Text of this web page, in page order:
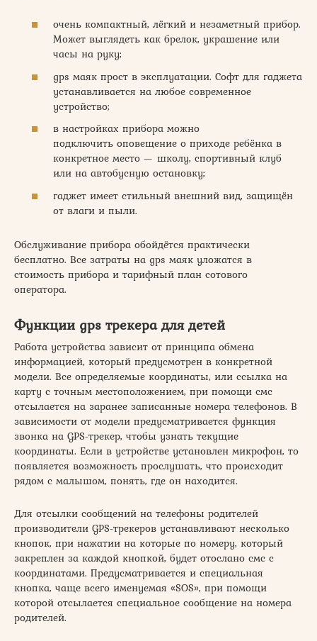
очень компактный, лёгкий и незаметный прибор.
Может выглядеть как брелок, украшение или
часы на руку;
gps маяк прост в эксплуатации. Софт для гаджета
устанавливается на любое современное
устройство;
в настройках прибора можно
подключить оповещение о приходе ребёнка в
конкретное место — школу, спортивный клуб
или на автобусную остановку;
гаджет имеет стильный внешний вид, защищён
от влаги и пыли.
Обслуживание прибора обойдётся практически
бесплатно. Все затраты на gps маяк уложатся в
стоимость прибора и тарифный план сотового
оператора.
Функции gps трекера для детей
Работа устройства зависит от принципа обмена
информацией, который предусмотрен в конкретной
модели. Все определяемые координаты, или ссылка на
карту с точным местоположением, при помощи смс
отсылается на заранее записанные номера телефонов. В
зависимости от модели предусматривается функция
звонка на GPS-трекер, чтобы узнать текущие
координаты. Если в устройстве установлен микрофон, то
появляется возможность прослушать, что происходит
рядом с малышом, понять, где он находится.
Для отсылки сообщений на телефоны родителей
производители GPS-трекеров устанавливают несколько
кнопок, при нажатии на которые по номеру, который
закреплен за каждой кнопкой, будет отослано смс с
координатами. Предусматривается и специальная
кнопка, чаще всего именуемая «SOS», при помощи
которой отсылается специальное сообщение на номера
родителей.